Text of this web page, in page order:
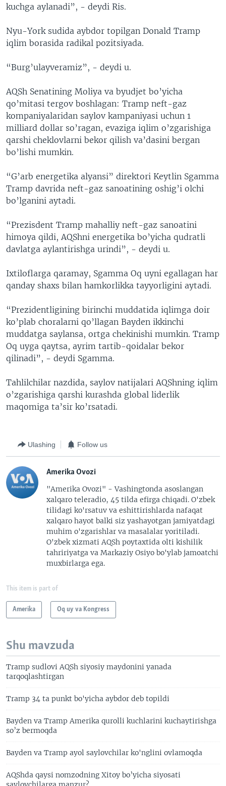
kuchga aylanadi”, - deydi Ris.
Nyu-York sudida aybdor topilgan Donald Tramp
iqlim borasida radikal pozitsiyada.
“Burg’ulayveramiz”, - deydi u.
AQSh Senatining Moliya va byudjet bo’yicha
qo’mitasi tergov boshlagan: Tramp neft-gaz
kompaniyalaridan saylov kampaniyasi uchun 1
milliard dollar so’ragan, evaziga iqlim o’zgarishiga
qarshi cheklovlarni bekor qilish va’dasini bergan
bo’lishi mumkin.
“G’arb energetika alyansi” direktori Keytlin Sgamma
Tramp davrida neft-gaz sanoatining oshig’i olchi
bo’lganini aytadi.
“Prezisdent Tramp mahalliy neft-gaz sanoatini
himoya qildi, AQShni energetika bo’yicha qudratli
davlatga aylantirishga urindi”, - deydi u.
Ixtiloflarga qaramay, Sgamma Oq uyni egallagan har
qanday shaxs bilan hamkorlikka tayyorligini aytadi.
“Prezidentligining birinchi muddatida iqlimga doir
ko’plab choralarni qo’llagan Bayden ikkinchi
muddatga saylansa, ortga chekinishi mumkin. Tramp
Oq uyga qaytsa, ayrim tartib-qoidalar bekor
qilinadi”, - deydi Sgamma.
Tahlilchilar nazdida, saylov natijalari AQShning iqlim
o’zgarishiga qarshi kurashda global liderlik
maqomiga ta’sir ko’rsatadi.
Ulashing Follow us
Amerika Ovozi
"Amerika Ovozi" - Vashingtonda asoslangan
xalqaro teleradio, 45 tilda efirga chiqadi. O'zbek
tilidagi ko'rsatuv va eshittirishlarda nafaqat
xalqaro hayot balki siz yashayotgan jamiyatdagi
muhim o'zgarishlar va masalalar yoritiladi.
O'zbek xizmati AQSh poytaxtida olti kishilik
tahririyatga va Markaziy Osiyo bo'ylab jamoatchi
muxbirlarga ega.
This item is part of
Amerika Oq uy va Kongress
Shu mavzuda
Tramp sudlovi AQSh siyosiy maydonini yanada
tarqoqlashtirgan
Tramp 34 ta punkt bo'yicha aybdor deb topildi
Bayden va Tramp Amerika qurolli kuchlarini kuchaytirishga
so’z bermoqda
Bayden va Tramp ayol saylovchilar ko'nglini ovlamoqda
AQShda qaysi nomzodning Xitoy bo’yicha siyosati